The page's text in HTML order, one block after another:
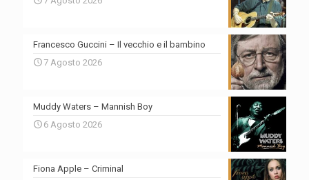
Francesco Guccini – Il vecchio e il bambino
7 Agosto 2026
Muddy Waters – Mannish Boy
6 Agosto 2026
Fiona Apple – Criminal